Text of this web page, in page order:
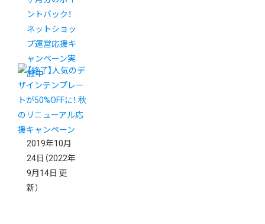
ントバック！
ネットショッ
プ運営応援キ
ャンペーン実
施中
2019年10月
24日 （2022年
9月14日 更
新）